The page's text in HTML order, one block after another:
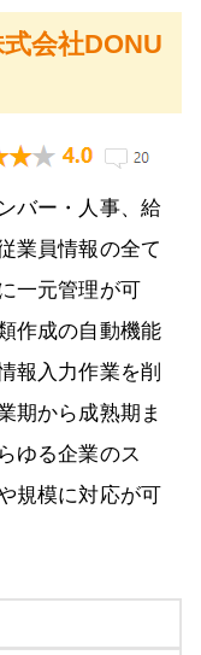
会社DONU
バー・人事、給
業員情報の全て
一元管理が可
作成の自動機能
報入力作業を削
期から成熟期ま
ゆる企業のス
規模に対応が可